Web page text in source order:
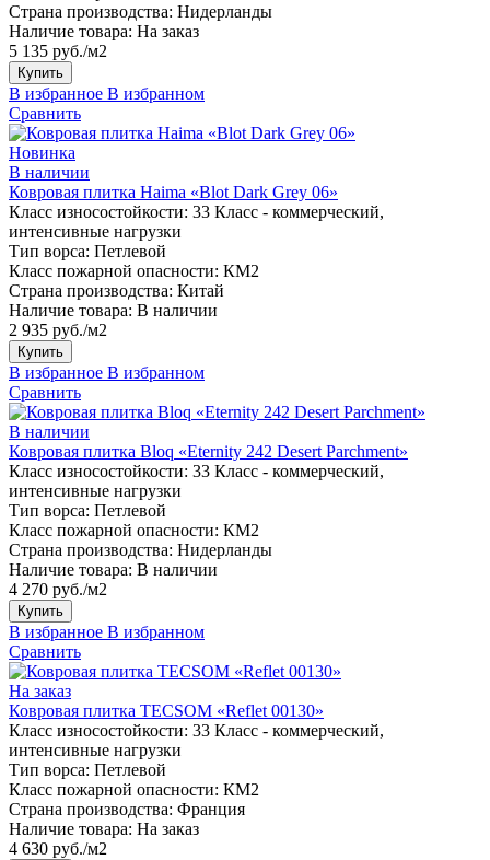
Страна производства: Нидерланды
Наличие товара: На заказ
5 135 руб./м2
Купить
В избранное В избранном
Сравнить
Новинка
В наличии
Ковровая плитка Haima «Blot Dark Grey 06»
Класс износостойкости: 33 Класс - коммерческий,
интенсивные нагрузки
Тип ворса: Петлевой
Класс пожарной опасности: КМ2
Страна производства: Китай
Наличие товара: В наличии
2 935 руб./м2
Купить
В избранное В избранном
Сравнить
В наличии
Ковровая плитка Bloq «Eternity 242 Desert Parchment»
Класс износостойкости: 33 Класс - коммерческий,
интенсивные нагрузки
Тип ворса: Петлевой
Класс пожарной опасности: КМ2
Страна производства: Нидерланды
Наличие товара: В наличии
4 270 руб./м2
Купить
В избранное В избранном
Сравнить
На заказ
Ковровая плитка TECSOM «Reflet 00130»
Класс износостойкости: 33 Класс - коммерческий,
интенсивные нагрузки
Тип ворса: Петлевой
Класс пожарной опасности: КМ2
Страна производства: Франция
Наличие товара: На заказ
4 630 руб./м2